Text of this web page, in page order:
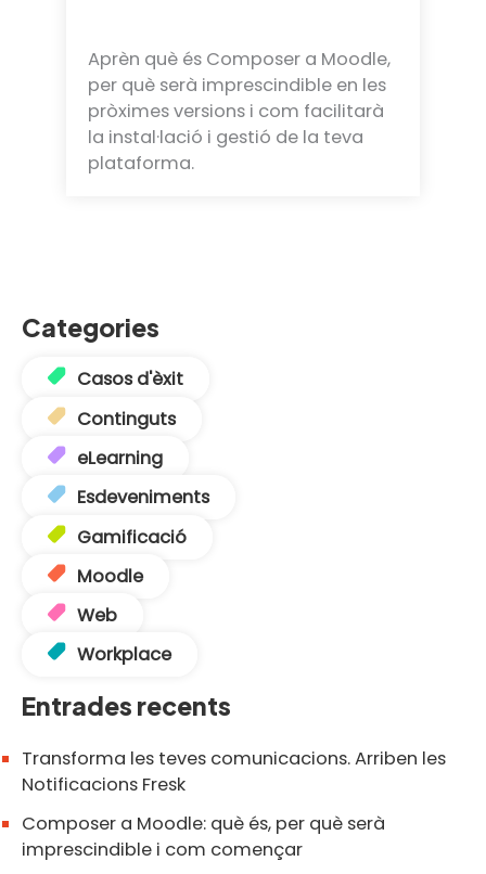
Aprèn què és Composer a Moodle,
per què serà imprescindible en les
pròximes versions i com facilitarà
la instal·lació i gestió de la teva
plataforma.
Categories
Casos d'èxit
Continguts
eLearning
Esdeveniments
Gamificació
Moodle
Web
Workplace
Entrades recents
Transforma les teves comunicacions. Arriben les
Notificacions Fresk
Composer a Moodle: què és, per què serà
imprescindible i com començar